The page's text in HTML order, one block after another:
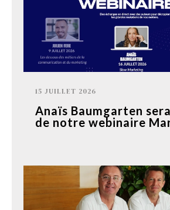
15 JUILLET 2026
Anaïs Baumgarten
de notre webinaire